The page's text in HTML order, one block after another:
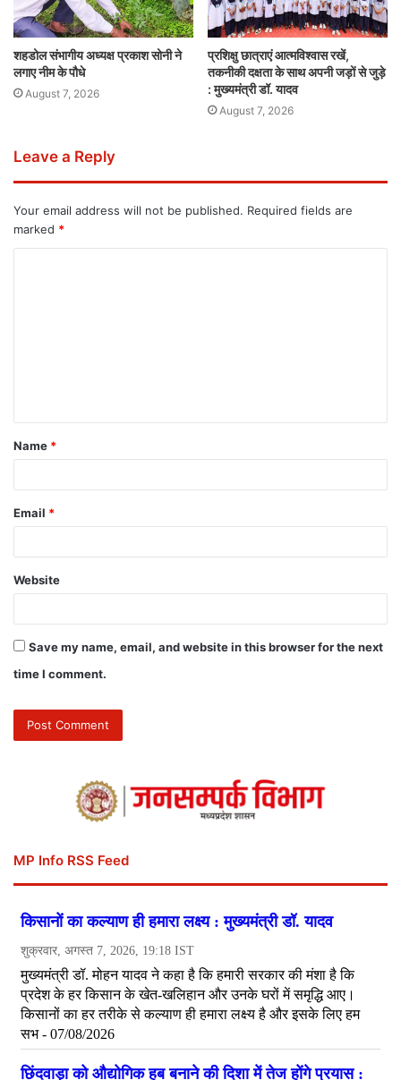
शहडोल संभागीय अध्यक्ष प्रकाश सोनी ने
लगाए नीम के पौधे
August 7, 2026
प्रशिक्षु छात्राएं आत्मविश्वास रखें,
तकनीकी दक्षता के साथ अपनी जड़ों से जुड़े
: मुख्यमंत्री डॉ. यादव
August 7, 2026
Leave a Reply
Your email address will not be published. Required fields are
marked *
Name *
Email *
Website
Save my name, email, and website in this browser for the next
time I comment.
MP Info RSS Feed